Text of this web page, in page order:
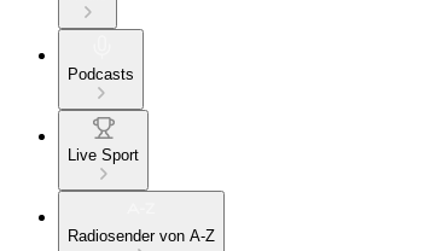
Podcasts
Live Sport
Radiosender von A-Z